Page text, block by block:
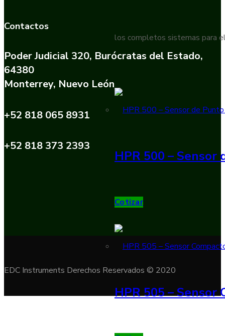
los completos sistemas para
HPR 500 –
Cotizar
HPR 505 – Sensor
Contactos
Poder Judicial 320, Burócratas del Estado,
64380
Monterrey, Nuevo León
+52 818 065 8931
+52 818 373 2393
EDC Instruments Derechos Reservados © 2020